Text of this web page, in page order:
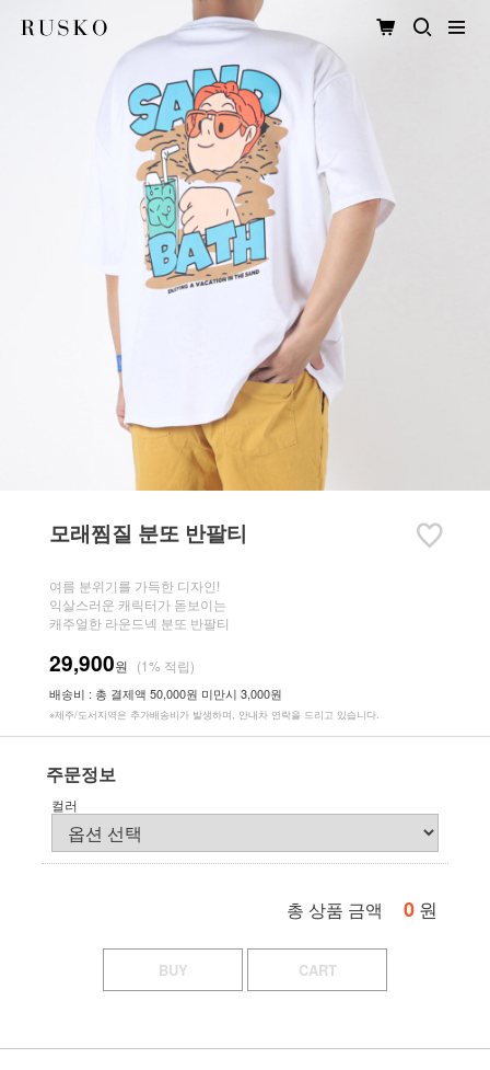
모래찜질 분또 반팔티
여름 분위기를 가득한 디자인!
익살스러운 캐릭터가 돋보이는
캐주얼한 라운드넥 분또 반팔티
29,900원 (1% 적립)
배송비 : 총 결제액 50,000원 미만시 3,000원
※제주/도서지역은 추가배송비가 발생하며, 안내차 연락을 드리고 있습니다.
주문정보
컬러
총 상품 금액 0 원
BUY CART